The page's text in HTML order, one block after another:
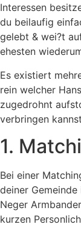
Interessen
du beilaufig
gelebt & wei?t
ehesten
Es existiert
rein welcher
zugedrohnt
verbringen
1.
Bei einer
deiner
Neger
kurzen